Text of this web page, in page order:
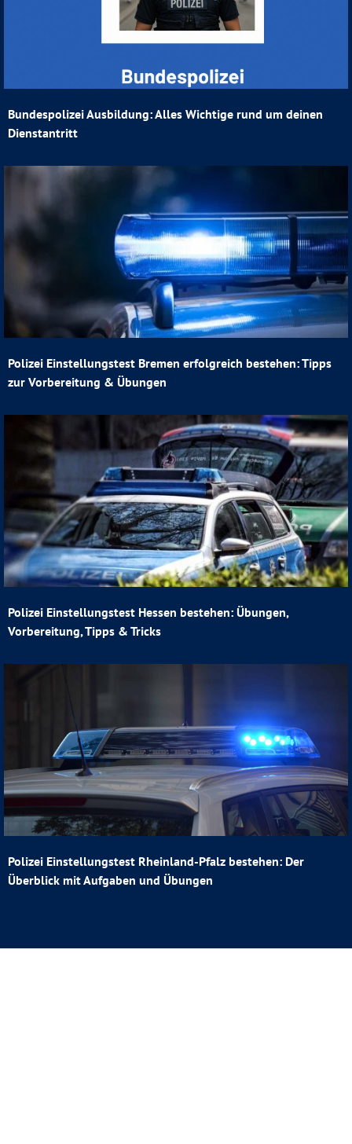
Bundespolizei Ausbildung: Alles Wichtige rund um deinen
Dienstantritt
Polizei Einstellungstest Bremen erfolgreich bestehen: Tipps
zur Vorbereitung & Übungen
Polizei Einstellungstest Hessen bestehen: Übungen,
Vorbereitung, Tipps & Tricks
Polizei Einstellungstest Rheinland-Pfalz bestehen: Der
Überblick mit Aufgaben und Übungen